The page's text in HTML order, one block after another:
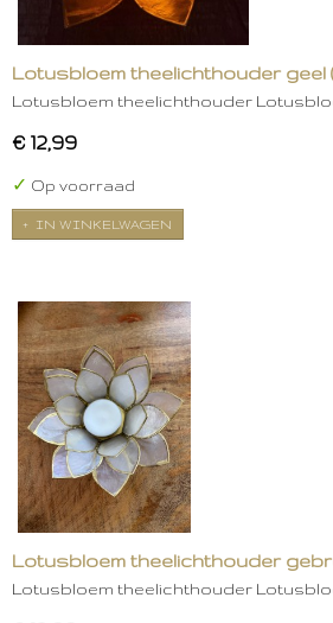
Lotusbloem theelichthouder geel
Lotusbloem theelichthouder
€ 12,99
✓ Op voorraad
IN WINKELWAGEN
Lotusbloem theelichthouder
Lotusbloem theelichthouder